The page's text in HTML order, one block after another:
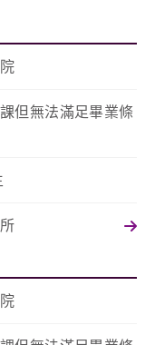
但無法滿足畢業條